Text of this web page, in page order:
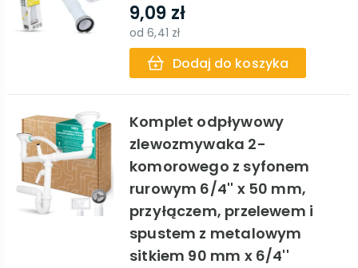
9,09 zł
od6,41 zł
Dodaj do koszyka
Komplet odpływowy
zlewozmywaka 2-
komorowego z syfonem
rurowym 6/4'' x 50 mm,
przyłączem, przelewem i
spustem z metalowym
sitkiem 90 mm x 6/4''